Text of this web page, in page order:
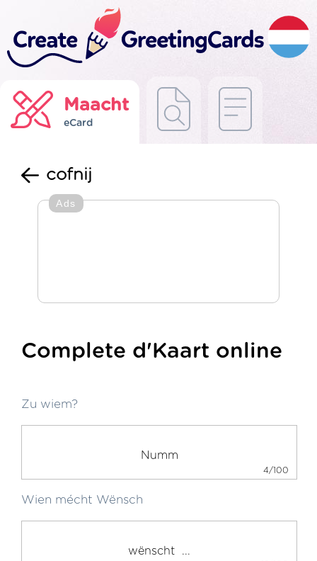
Maacht
eCard
cofnij
Ads
Complete d'Kaart online
Zu wiem?
4/100
Wien mécht Wënsch